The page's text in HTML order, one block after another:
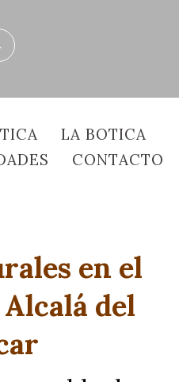
LA BOTICA
CONTACTO
en el
del